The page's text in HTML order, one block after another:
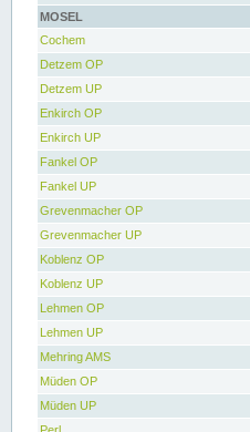
MOSEL
Cochem
Detzem OP
Detzem UP
Enkirch OP
Enkirch UP
Fankel OP
Fankel UP
Grevenmacher OP
Grevenmacher UP
Koblenz OP
Koblenz UP
Lehmen OP
Lehmen UP
Mehring AMS
Müden OP
Müden UP